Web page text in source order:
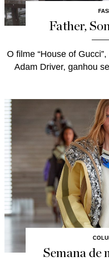
Father,
O filme “House of
Adam Driver, ganhou
Semana de